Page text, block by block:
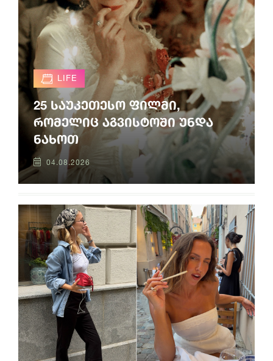
LIFE
25 საუკეთესო ფილმი,
რომელიც აგვისტოში უნდა
ნახოთ
04.08.2026